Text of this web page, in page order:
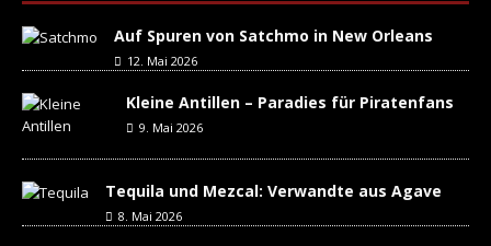
Auf Spuren von Satchmo in New Orleans
12. Mai 2026
Kleine Antillen – Paradies für Piratenfans
9. Mai 2026
Tequila und Mezcal: Verwandte aus Agave
8. Mai 2026